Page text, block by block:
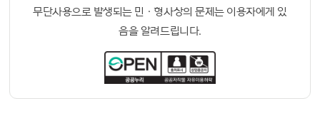
무단사용으로 발생되는 민ㆍ형사상의 문제는 이용자에게 있
음을 알려드립니다.